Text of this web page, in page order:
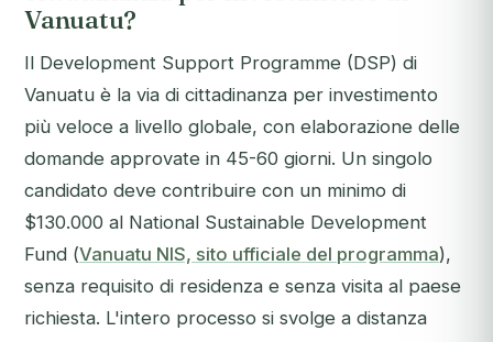
Vanuatu?
Il Development Support Programme (DSP) di
Vanuatu è la via di cittadinanza per investimento
più veloce a livello globale, con elaborazione delle
domande approvate in 45-60 giorni. Un singolo
candidato deve contribuire con un minimo di
$130.000 al National Sustainable Development
Fund (Vanuatu NIS, sito ufficiale del programma),
senza requisito di residenza e senza visita al paese
richiesta. L'intero processo si svolge a distanza